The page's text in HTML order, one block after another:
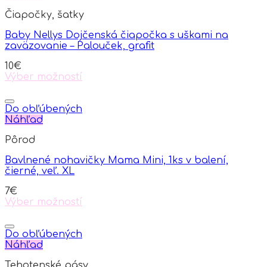
Čiapočky, šatky
Baby Nellys Dojčenská čiapočka s uškami na
zaväzovanie – Palouček, grafit
10€
Výber možností
product
has
multiple
The
may
be
on
the
page
Do obľúbených
Náhľad
Pôrod
Bavlnené nohavičky Mama Mini, 1ks v balení,
čierné, veľ. XL
7€
Výber možností
product
has
multiple
Do obľúbených
Náhľad